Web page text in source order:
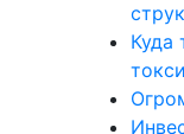
Куда